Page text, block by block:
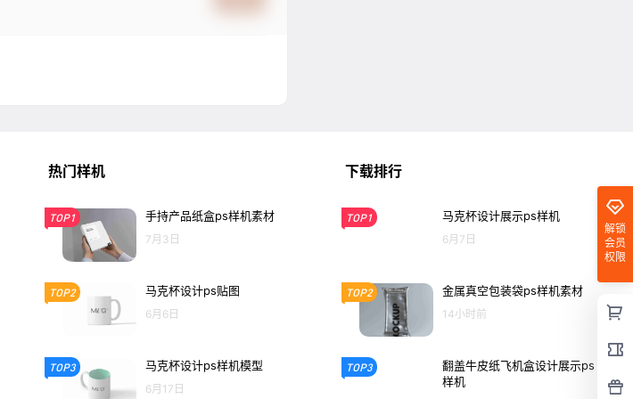
解锁
会员
权限
热门样机
TOP1 手持产品纸盒ps样机素材
7月3日
TOP2 马克杯设计ps贴图
6月6日
TOP3 马克杯设计ps样机模型
6月17日
下载排行
TOP1 马克杯设计展示ps样机
6月7日
TOP2 金属真空包装袋ps样机素材
14小时前
TOP3
翻盖牛皮纸飞机盒设计展示ps
样机